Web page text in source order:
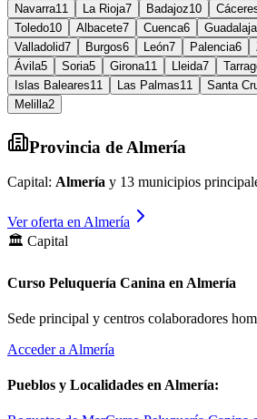
Navarra11 La Rioja7 Badajoz10
Toledo10 Albacete7 Cuenca6
Valladolid7 Burgos6 León7 Palencia6
Ávila5 Soria5 Girona11 Lleida7
Islas Baleares11 Las Palmas11 Santa
Melilla2
Provincia de Almería
Capital: Almería y 13 municipios
Ver oferta en Almería
🏛️ Capital
Curso Peluquería Canina en Almería
Sede principal y centros colaboradores
Acceder a Almería
Pueblos y Localidades en Almería: